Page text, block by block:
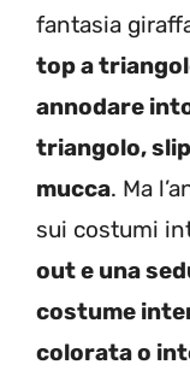
fantasia
top a
annodare
triangolo,
mucca. Ma
sui costumi
out e una
costume
colorata o